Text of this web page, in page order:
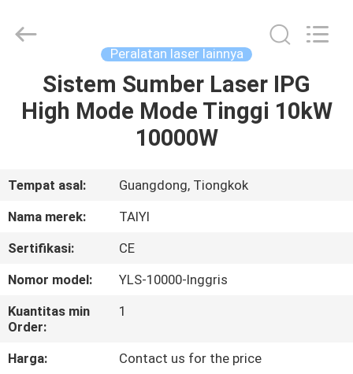
RUMAH
VIDEO
KAMI
TUR
PABRIK
Company
Limited.
Peralatan laser lainnya
Sistem Sumber Laser IPG
High Mode Mode Tinggi 10kW
10000W
Tempat asal:
Guangdong, Tiongkok
Nama merek:
TAIYI
Sertifikasi:
CE
Nomor model:
YLS-10000-Inggris
Kuantitas min
Order:
1
Harga:
Contact us for the price